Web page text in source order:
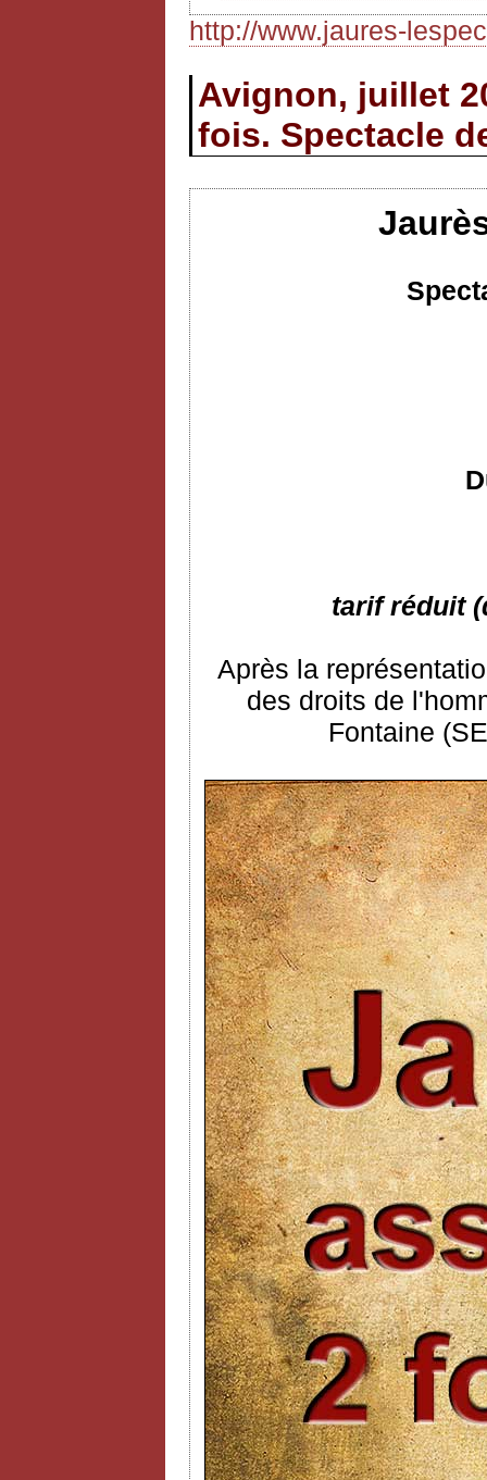
http://www.jaures-
Avignon, juillet
fois. Spectacle
tarif réduit
Après la
des droits de
Fontaine